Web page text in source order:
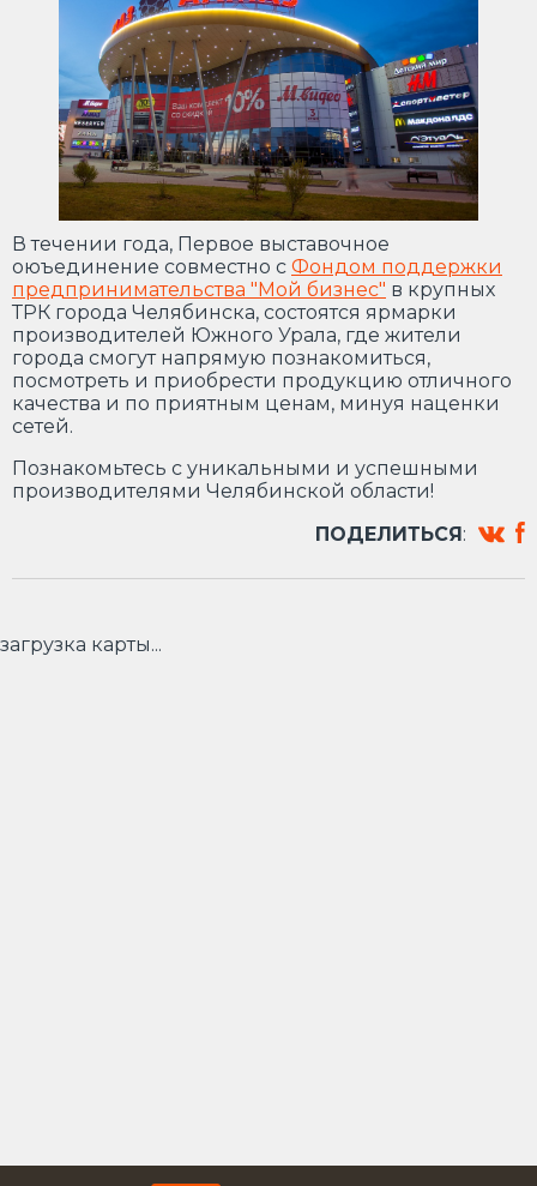
В течении года, Первое выставочное
оюъединение совместно с Фондом поддержки
предпринимательства "Мой бизнес" в крупных
ТРК города Челябинска, состоятся ярмарки
производителей Южного Урала, где жители
города смогут напрямую познакомиться,
посмотреть и приобрести продукцию отличного
качества и по приятным ценам, минуя наценки
сетей.
Познакомьтесь с уникальными и успешными
производителями Челябинской области!
ПОДЕЛИТЬСЯ:
загрузка карты...